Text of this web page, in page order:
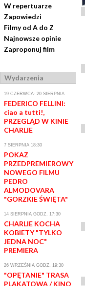
W repertuarze
Zapowiedzi
Filmy od A do Z
Najnowsze opinie
Zaproponuj film
Wydarzenia
19 CZERWCA- 20 SIERPNIA
FEDERICO FELLINI:
ciao a tutti!,
PRZEGLĄD W KINIE
CHARLIE
7 SIERPNIA 18:30
POKAZ
PRZEDPREMIEROWY
NOWEGO FILMU
PEDRO
ALMODOVARA
"GORZKIE ŚWIĘTA"
14 SIERPNIA GODZ. 17:30
CHARLIE KOCHA
KOBIETY "TYLKO
JEDNA NOC"
PREMIERA
26 WRZEŚNIA GODZ. 19:30
"OPĘTANIE" TRASA
PLAKATOWA / KINO